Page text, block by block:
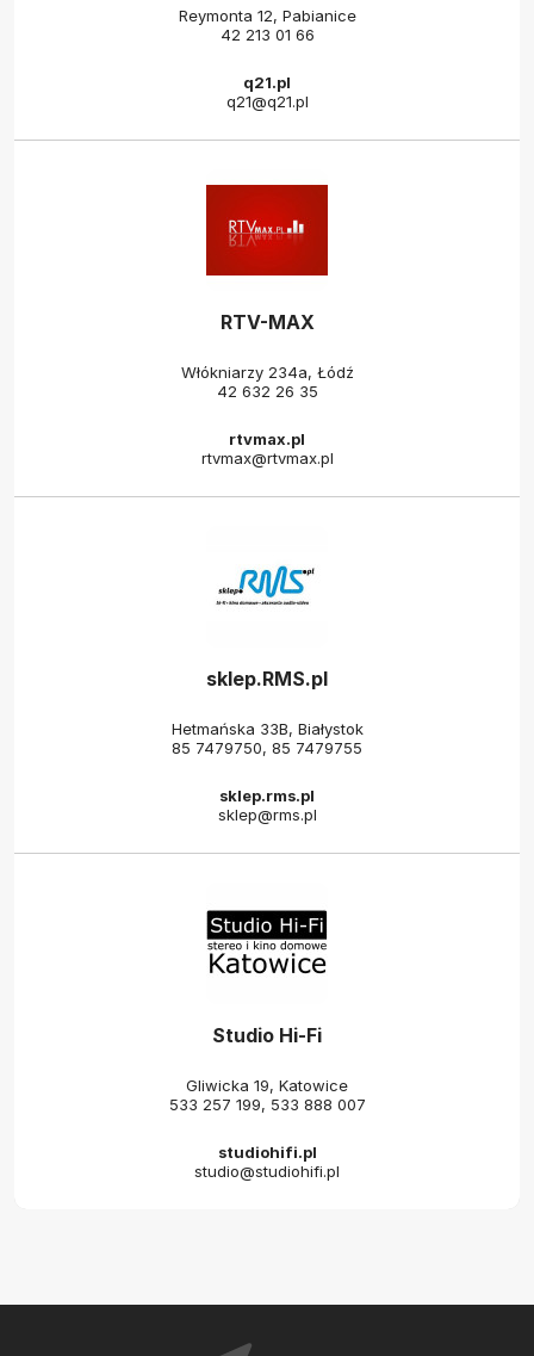
Reymonta 12, Pabianice
42 213 01 66
q21.pl
q21@q21.pl
RTV-MAX
Włókniarzy 234a, Łódź
42 632 26 35
rtvmax.pl
rtvmax@rtvmax.pl
sklep.RMS.pl
Hetmańska 33B, Białystok
85 7479750, 85 7479755
sklep.rms.pl
sklep@rms.pl
Studio Hi-Fi
Gliwicka 19, Katowice
533 257 199, 533 888 007
studiohifi.pl
studio@studiohifi.pl